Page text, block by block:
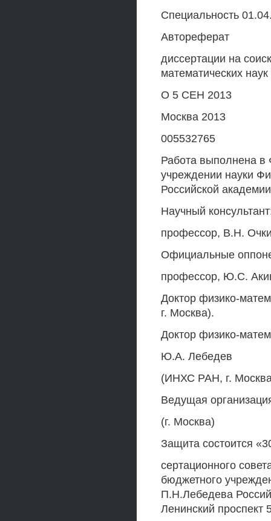
Специальность
Автореферат
диссертации на
математических наук
О 5 СЕН 2013
Москва 2013
005532765
Работа выполнена в
учреждении науки
Российской
Научный
профессор, В.Н.
Официальные
профессор, Ю.С.
Доктор физико-
г. Москва).
Доктор физико-
Ю.А. Лебедев
(ИНХС РАН, г.
Ведущая
(г. Москва)
Защита состоится
сертационного
бюджетного
П.Н.Лебедева
Ленинский проспект